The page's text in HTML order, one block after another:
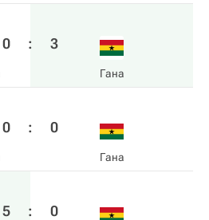
0 : 3
Гана
0 : 0
Гана
5 : 0